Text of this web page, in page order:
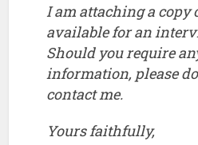
I am attaching a copy
available for an
Should you require
information, please
contact me.
Yours faithfully,